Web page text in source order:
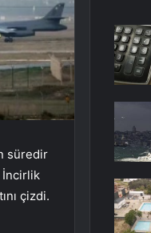
süredir
İncirlik
çizdi.